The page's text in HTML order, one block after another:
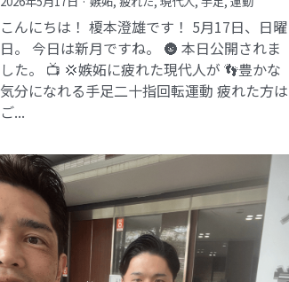
こんにちは！ 榎本澄雄です！ 5月17日、日曜
日。 今日は新月ですね。 🌚 本日公開されま
した。 📺 💢嫉妬に疲れた現代人が 👣豊かな
気分になれる手足二十指回転運動 疲れた方は
ご...